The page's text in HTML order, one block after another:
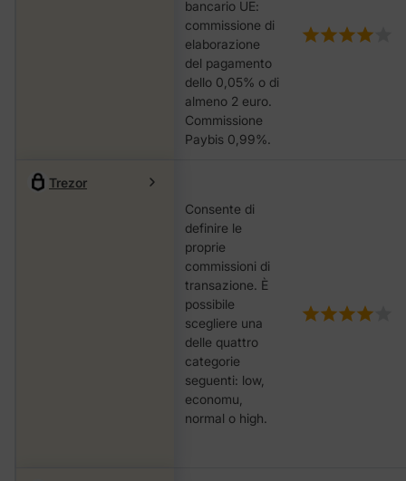
bancario UE:
commissione di
elaborazione
del pagamento
dello 0,05% o di
almeno 2 euro.
Commissione
Paybis 0,99%.
Trezor
Consente di
definire le
proprie
commissioni di
transazione. È
possibile
scegliere una
delle quattro
categorie
seguenti: low,
economu,
nоrmаl o hіgh.